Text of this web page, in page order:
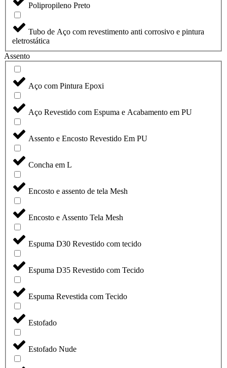
Polipropileno Preto
Tubo de Aço com revestimento anti corrosivo e pintura
eletrostática
Assento
Aço com Pintura Epoxi
Aço Revestido com Espuma e Acabamento em PU
Assento e Encosto Revestido Em PU
Concha em L
Encosto e assento de tela Mesh
Encosto e Assento Tela Mesh
Espuma D30 Revestido com tecido
Espuma D35 Revestido com Tecido
Espuma Revestida com Tecido
Estofado
Estofado Nude